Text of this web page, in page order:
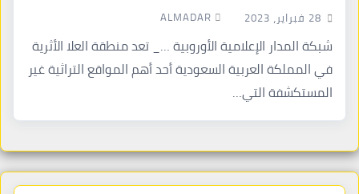
28 فبراير، 2023 ALMADAR
شبكة المدار الإعلامية الأوروبية …_ تعد منطقة العلا الأثرية
في المملكة العربية السعودية أحد أهم المواقع التراثية غير
المستكشفة التي…